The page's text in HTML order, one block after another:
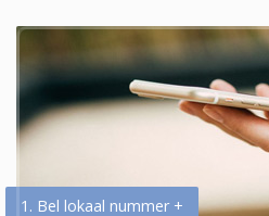
1. Bel lokaal nummer +